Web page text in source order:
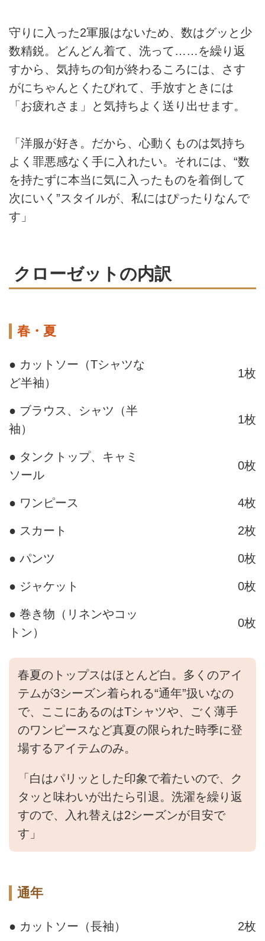
守りに入った2軍服はないため、数はグッと少
数精鋭。どんどん着て、洗って……を繰り返
すから、気持ちの旬が終わるころには、さす
がにちゃんとくたびれて、手放すときには
「お疲れさま」と気持ちよく送り出せます。
「洋服が好き。だから、心動くものは気持ち
よく罪悪感なく手に入れたい。それには、“数
を持たずに本当に気に入ったものを着倒して
次にいく”スタイルが、私にはぴったりなんで
す」
クローゼットの内訳
春・夏
● カットソー（Tシャツな
ど半袖）
1枚
● ブラウス、シャツ（半
袖）
1枚
● タンクトップ、キャミ
ソール
0枚
● ワンピース 4枚
● スカート 2枚
● パンツ 0枚
● ジャケット 0枚
● 巻き物（リネンやコッ
トン）
0枚
春夏のトップスはほとんど白。多くのアイ
テムが3シーズン着られる“通年”扱いなの
で、ここにあるのはTシャツや、ごく薄手
のワンピースなど真夏の限られた時季に登
場するアイテムのみ。
「白はパリッとした印象で着たいので、ク
タッと味わいが出たら引退。洗濯を繰り返
すので、入れ替えは2シーズンが目安で
す」
通年
● カットソー（長袖） 2枚